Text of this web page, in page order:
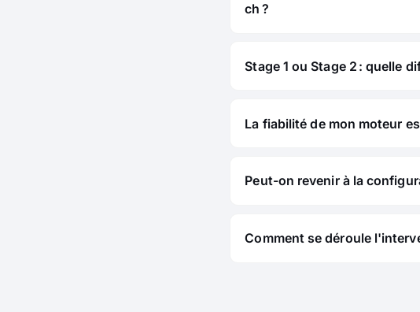
ch ?
Stage 1 ou Stage 2 : quelle
La fiabilité de mon moteur
Peut-on revenir à la
Comment se déroule